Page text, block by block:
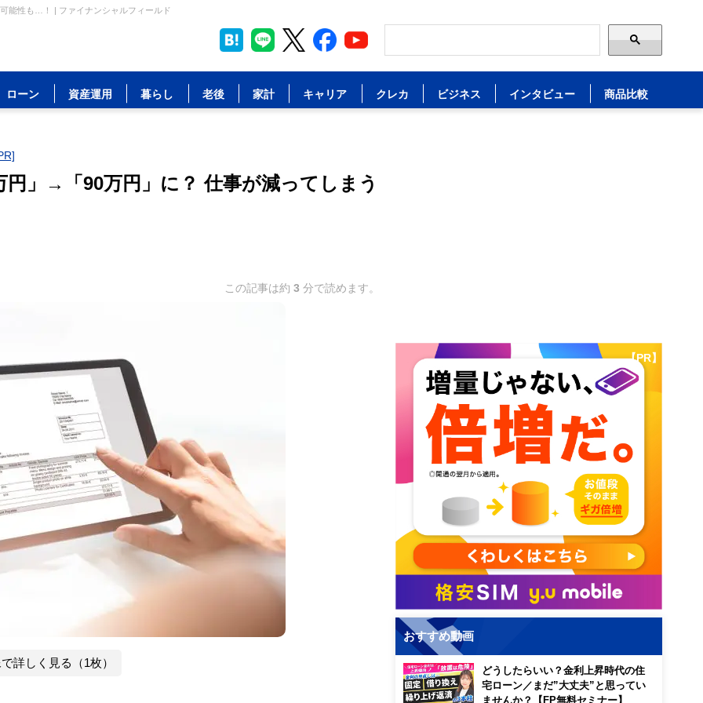
能性も…！ | ファイナンシャルフィールド
ローン 資産運用 暮らし 老後 家計 キャリア クレカ ビジネス インタビュー 商品比較
」→「90万円」に？ 仕事が減ってしまう
この記事は約 3 分で読めます。
詳しく見る（1枚）
【PR】
おすすめ動画
どうしたらいい？金利上昇時代の住
宅ローン／まだ”大丈夫”と思ってい
ませんか？【FP無料セミナー】